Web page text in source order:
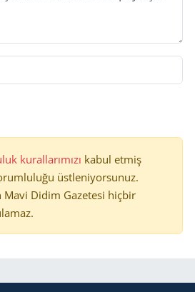
kurallarımızı kabul etmiş
üstleniyorsunuz.
Mavi Didim Gazetesi hiçbir